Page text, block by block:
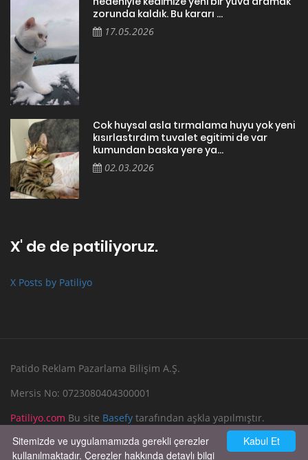
zorunda kaldık. Bu kararı ...
17.05.2026
Cok huysal asla tırmalama huyu yok yeni
kısırlastırdım tuvalet egitimi de var
kumundan baska yere ya...
02.03.2026
X' de de patiliyoruz.
X Posts by Patiliyo
Patido Reklam Pazarlama Bilişim A.Ş.
Mersis No: 0723080404300001
Patiliyo.com Bu site Basefy tarafından aşkla yapılmıştır.
Reklam Verin
Bize Yazın
Kabul Et
Sitemizde ve uygulamamızda gerekli çerezler
kullanılmaktadır. Çerezler hakkında detaylı bilgi